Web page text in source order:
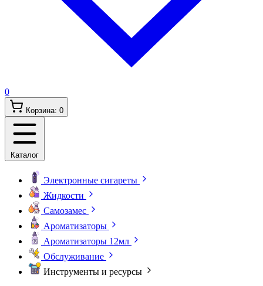
0
Корзина: 0
Каталог
Электронные сигареты
Жидкости
Самозамес
Ароматизаторы
Ароматизаторы 12мл
Обслуживание
Инструменты и ресурсы